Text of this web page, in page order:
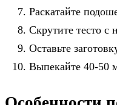
Раскатайте
Скрутите тесто с
Оставьте
Выпекайте 40-50